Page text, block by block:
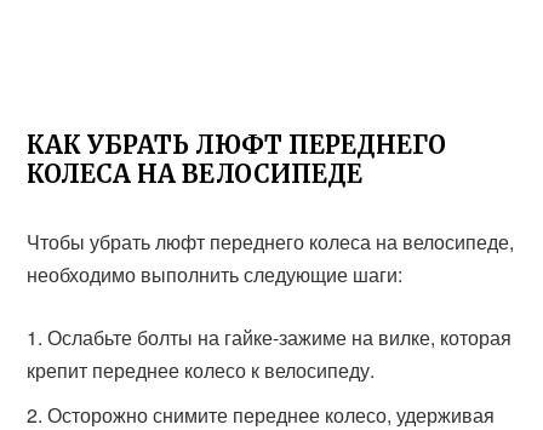
КАК УБРАТЬ ЛЮФТ ПЕРЕДНЕГО
КОЛЕСА НА ВЕЛОСИПЕДЕ
Чтобы убрать люфт переднего колеса на велосипеде,
необходимо выполнить следующие шаги:
Ослабьте болты на гайке-зажиме на вилке, которая
крепит переднее колесо к велосипеду.
Осторожно снимите переднее колесо, удерживая